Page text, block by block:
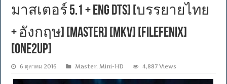
มาสเตอร์ 5.1 + ENG DTS] [บรรยายไทย
+ อังกฤษ] [MASTER] [MKV] [FILEFENIX]
[ONE2UP]
6 ตุลาคม 2016 Master,Mini-HD 4,887 Views